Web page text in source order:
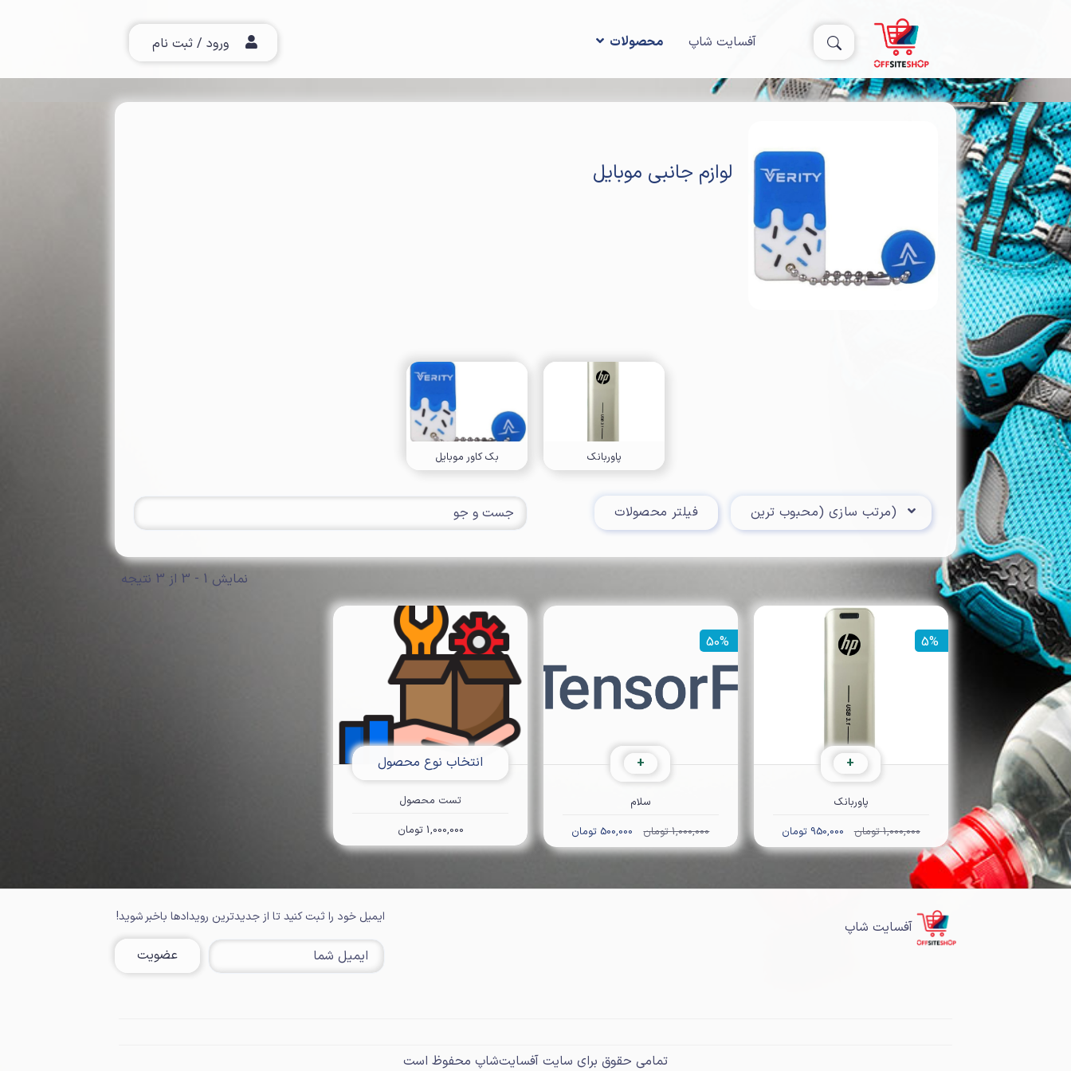
آفسایت شاپ محصولات ورود / ثبت نام
لوازم جانبی موبایل
بک کاور موبایل پاوربانک
فیلتر محصولات مرتب سازی (محبوب ترین) Toggle Dropdown
نمایش 1 - 3 از 3 نتیجه
+
5%
پاوربانک
1,000,000 تومان 950,000 تومان
+
50%
سلام
1,000,000 تومان 500,000 تومان
انتخاب نوع محصول
تست محصول
1,000,000 تومان
آفسایت شاپ
ایمیل خود را ثبت کنید تا از جدیدترین رویدادها باخبر شوید!
عضویت
تمامی حقوق برای سایت آفسایت‌شاپ محفوظ است